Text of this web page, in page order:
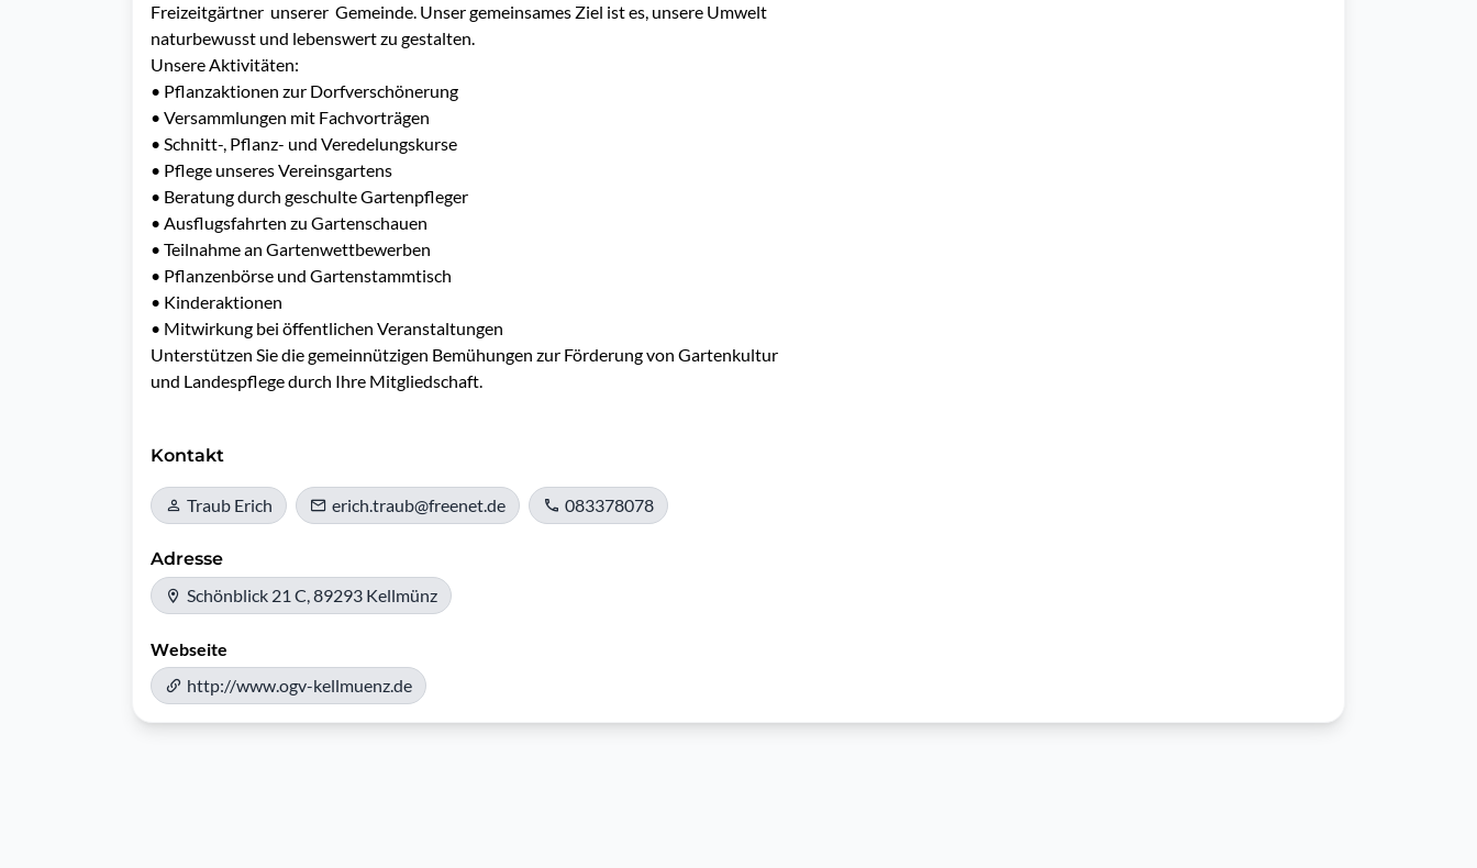
Freizeitgärtner  unserer  Gemeinde. Unser gemeinsames Ziel ist es, unsere Umwelt
naturbewusst und lebenswert zu gestalten.
Unsere Aktivitäten:
•	Pflanzaktionen zur Dorfverschönerung
•	Versammlungen mit Fachvorträgen
•	Schnitt-, Pflanz- und Veredelungskurse
•	Pflege unseres Vereinsgartens
•	Beratung durch geschulte Gartenpfleger
•	Ausflugsfahrten zu Gartenschauen
•	Teilnahme an Gartenwettbewerben
•	Pflanzenbörse und Gartenstammtisch
•	Kinderaktionen
•	Mitwirkung bei öffentlichen Veranstaltungen
Unterstützen Sie die gemeinnützigen Bemühungen zur Förderung von Gartenkultur
und Landespflege durch Ihre Mitgliedschaft.
Kontakt
Traub Erich erich.traub@freenet.de 083378078
Adresse
Schönblick 21 C, 89293 Kellmünz
Webseite
http://www.ogv-kellmuenz.de